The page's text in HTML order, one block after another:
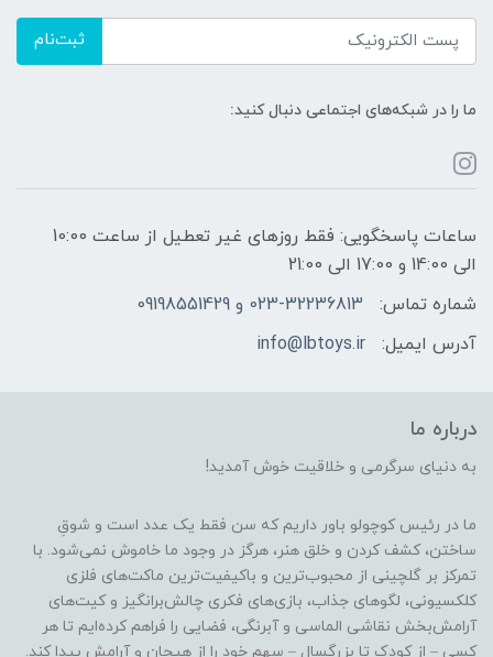
ثبت‌نام
ما را در شبکه‌های اجتماعی دنبال کنید:
ساعات پاسخگویی: فقط روزهای غیر تعطیل از ساعت 10:00
الی 14:00 و 17:00 الی 21:00
شماره تماس:
023-32236813 و 09198551429
آدرس ایمیل:
info@lbtoys.ir
درباره ما
به دنیای سرگرمی و خلاقیت خوش آمدید!
ما در رئیس کوچولو باور داریم که سن فقط یک عدد است و شوقِ
ساختن، کشف کردن و خلق هنر، هرگز در وجود ما خاموش نمی‌شود. با
تمرکز بر گلچینی از محبوب‌ترین و باکیفیت‌ترین ماکت‌های فلزی
کلکسیونی، لگوهای جذاب، بازی‌های فکری چالش‌برانگیز و کیت‌های
آرامش‌بخش نقاشی الماسی و آبرنگی، فضایی را فراهم کرده‌ایم تا هر
کسی – از کودک تا بزرگسال – سهم خود را از هیجان و آرامش پیدا کند.